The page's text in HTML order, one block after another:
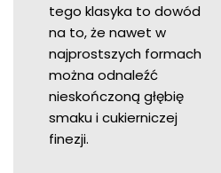
tego klasyka to dowód
na to, że nawet w
najprostszych formach
można odnaleźć
nieskończoną głębię
smaku i cukierniczej
finezji.